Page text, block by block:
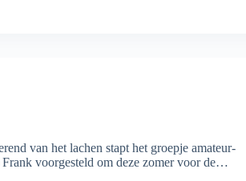
van het lachen stapt het groepje amateur-
voorgesteld om deze zomer voor de…